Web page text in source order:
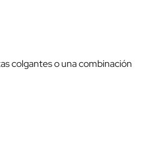
colgantes o una combinación